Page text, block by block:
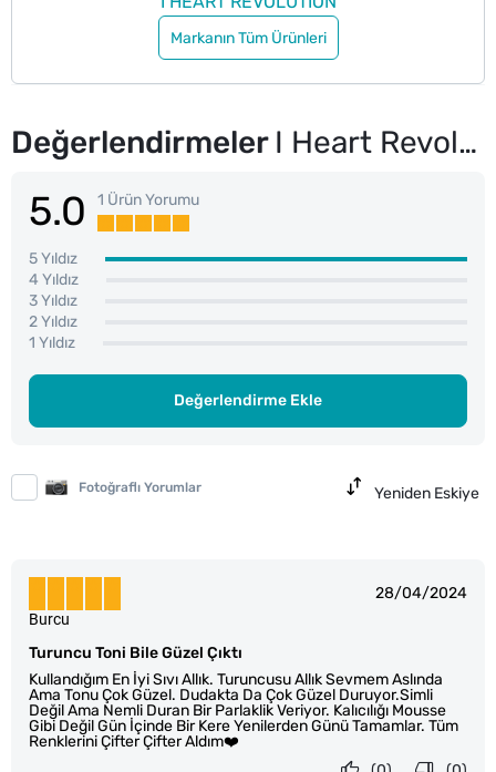
Markanın Tüm Ürünleri
Değerlendirmeler I Heart Revolution Watermelon Dewy Tint Allik Pop
5.0 1 Ürün Yorumu
5 Yıldız
4 Yıldız
3 Yıldız
2 Yıldız
1 Yıldız
Değerlendirme Ekle
Fotoğraflı Yorumlar Yeniden Eskiye
28/04/2024
Turuncu Toni Bile Güzel Çıktı
Kullandığım En İyi Sıvı Allık. Turuncusu Allık Sevmem Aslında
Ama Tonu Çok Güzel. Dudakta Da Çok Güzel Duruyor.Simli
Değil Ama Nemli Duran Bir Parlaklik Veriyor. Kalıcılığı Mousse
Gibi Değil Gün İçinde Bir Kere Yenilerden Günü Tamamlar. Tüm
Renklerini Çifter Çifter Aldım❤️
Burcu